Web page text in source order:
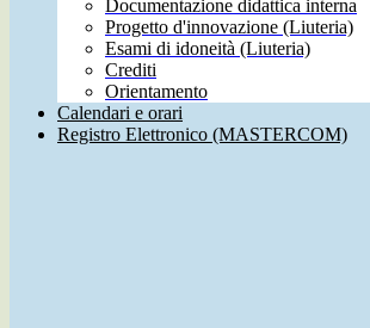
Documentazione didattica interna
Progetto d'innovazione (Liuteria)
Esami di idoneità (Liuteria)
Crediti
Orientamento
Calendari e orari
Registro Elettronico (MASTERCOM)